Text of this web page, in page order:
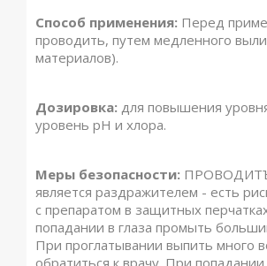
Способ применения: Перед
проводить, путем медленного
материалов).
Дозировка: для повышения
уровень pH и хлора.
Меры безопасности:
является раздражителем - есть
с препаратом в защитных
попадании в глаза промыть
При проглатывании выпить много
обратиться к врачу. При